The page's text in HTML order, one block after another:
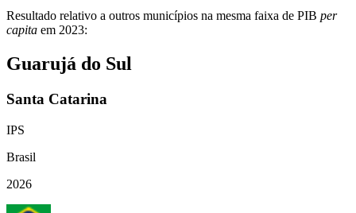
Resultado relativo a outros municípios na mesma faixa de PIB per
capita em 2023:
Guarujá do Sul
Santa Catarina
IPS
Brasil
2026